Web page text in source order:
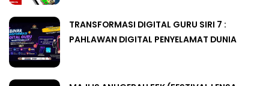
TRANSFORMASI DIGITAL GURU SIRI 7 :
PAHLAWAN DIGITAL PENYELAMAT DUNIA